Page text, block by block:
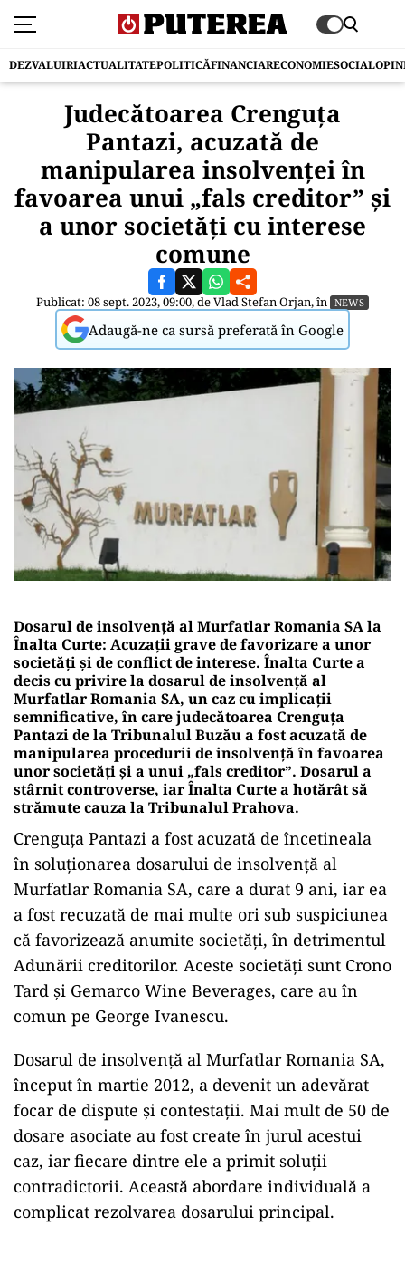
DEZVALUIRIACTUALITATEPOLITICĂFINANCIARECONOMIESOCIAL
Judecătoarea Crenguța
Pantazi, acuzată de
manipularea insolvenței în
favoarea unui „fals creditor” și
a unor societăți cu interese
comune
Publicat: 08 sept. 2023, 09:00, deVlad Stefan Orjan, în NEWS
Adaugă-ne ca sursă preferată în Google
Dosarul de insolvență alMurfatlar Romania SA la
Înalta Curte: Acuzații grave de favorizare a unor
societăți și de conflict de interese. Înalta Curte a
decis cu privire la dosarul de insolvență al
Murfatlar Romania SA, un caz cu implicații
semnificative, în care judecătoarea Crenguța
Pantazi de la Tribunalul Buzău a fost acuzată de
manipularea procedurii de insolvență în favoarea
unor societăți și a unui „fals creditor”. Dosarul a
stârnit controverse, iar Înalta Curte a hotărât să
strămute cauza la Tribunalul Prahova.
Crenguța Pantazi a fost acuzată de încetineala
în soluționarea dosarului de insolvență al
Murfatlar Romania SA, care a durat 9 ani, iar ea
a fost recuzată de mai multe ori sub suspiciunea
că favorizează anumite societăți, în detrimentul
Adunării creditorilor. Aceste societăți sunt Crono
Tard și Gemarco Wine Beverages, care au în
comun pe George Ivanescu.
Dosarul de insolvență al Murfatlar Romania SA,
început în martie 2012, a devenit un adevărat
focar de dispute și contestații. Mai mult de 50 de
dosare asociate au fost create în jurul acestui
caz, iar fiecare dintre ele a primit soluții
contradictorii. Această abordare individuală a
complicat rezolvarea dosarului principal.